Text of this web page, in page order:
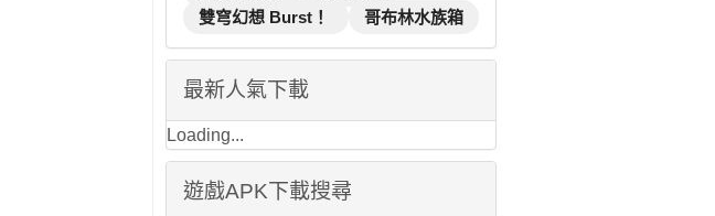
雙穹幻想 Burst！
哥布林水族箱
最新人氣下載
Loading...
遊戲APK下載搜尋